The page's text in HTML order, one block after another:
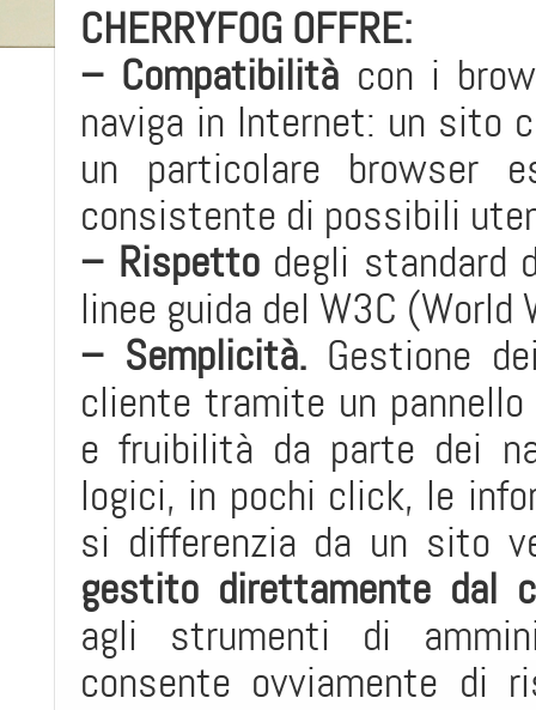
CHERRYFOG OFFRE:
– Compatibilità con i
naviga in Internet: un sito
un particolare browser
consistente di possibili
– Rispettodegli standard
linee guida del W3C (World
– Semplicità. Gestione
cliente tramite un
e fruibilità da parte dei
logici, in pochi click, le
si differenzia da un sito
gestito direttamente dal
agli strumenti di
consente ovviamente di